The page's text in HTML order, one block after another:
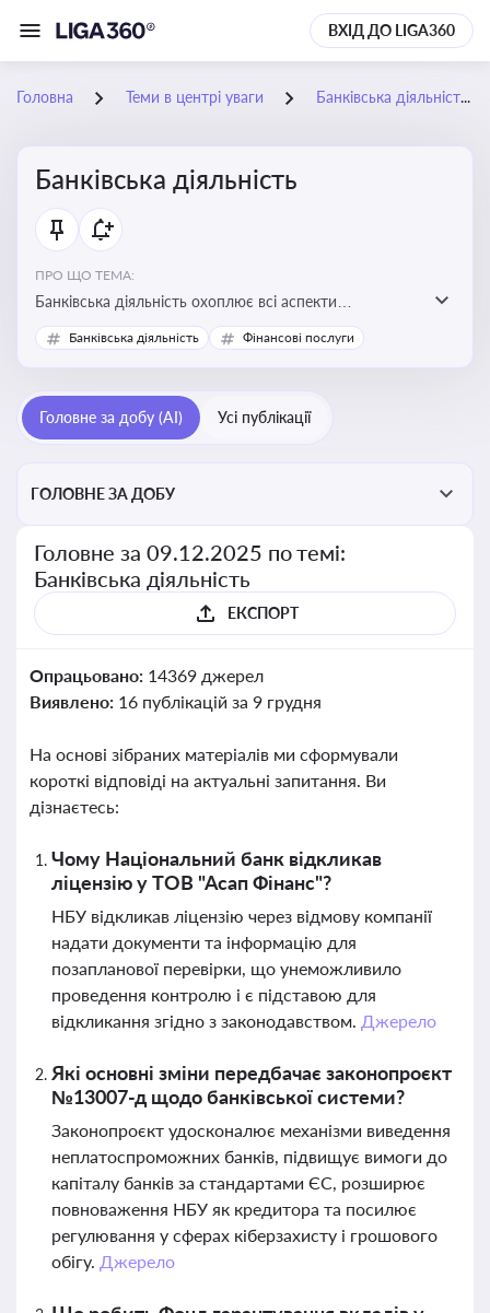
ВХІД ДО LIGA360
Головна Теми в центрі уваги Банківська діяльність
Банківська діяльність
ПРО ЩО ТЕМА:
Банківська діяльність охоплює всі аспекти
регулювання, нагляду та ліцензування банківських
установ
Банківська діяльність Фінансові послуги
Головне за добу (AI) Усі публікації
ГОЛОВНЕ ЗА ДОБУ
Головне за 09.12.2025 по темі:
Банківська діяльність
ЕКСПОРТ
Опрацьовано: 14369 джерел
Виявлено: 16 публікацій за 9 грудня
На основі зібраних матеріалів ми сформували
короткі відповіді на актуальні запитання. Ви
дізнаєтесь:
Чому Національний банк відкликав
ліцензію у ТОВ "Асап Фінанс"?
НБУ відкликав ліцензію через відмову компанії
надати документи та інформацію для
позапланової перевірки, що унеможливило
проведення контролю і є підставою для
відкликання згідно з законодавством. Джерело
Які основні зміни передбачає законопроєкт
№13007-д щодо банківської системи?
Законопроєкт удосконалює механізми виведення
неплатоспроможних банків, підвищує вимоги до
капіталу банків за стандартами ЄС, розширює
повноваження НБУ як кредитора та посилює
регулювання у сферах кіберзахисту і грошового
обігу. Джерело